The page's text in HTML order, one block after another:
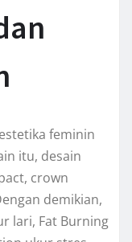
feminin
itu, desain
crown
demikian,
lari, Fat Burning